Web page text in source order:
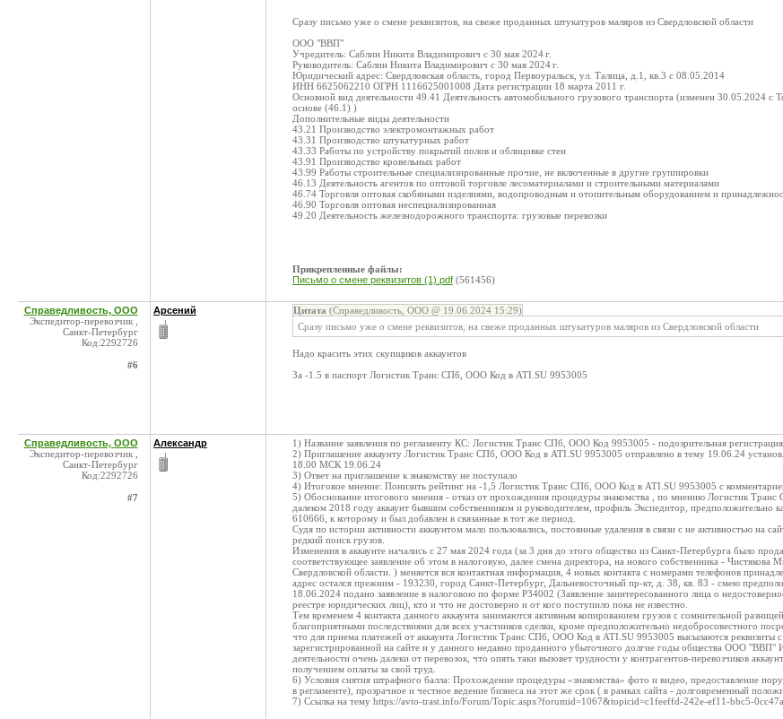
Сразу письмо уже о смене реквизитов, на свеже проданных штукатуров маляров из Свердловской области
ООО "ВВП"
Учредитель: Саблин Никита Владимирович с 30 мая 2024 г.
Руководитель: Саблин Никита Владимирович с 30 мая 2024 г.
Юридический адрес: Свердловская область, город Первоуральск, ул. Талица, д.1, кв.3 с 08.05.2014
ИНН 6625062210 ОГРН 1116625001008 Дата регистрации 18 марта 2011 г.
Основной вид деятельности 49.41 Деятельность автомобильного грузового транспорта (изменен 30.05.2024 с
основе (46.1) )
Дополнительные виды деятельности
43.21 Производство электромонтажных работ
43.31 Производство штукатурных работ
43.33 Работы по устройству покрытий полов и облицовке стен
43.91 Производство кровельных работ
43.99 Работы строительные специализированные прочие, не включенные в другие группировки
46.13 Деятельность агентов по оптовой торговле лесоматериалами и строительными материалами
46.74 Торговля оптовая скобяными изделиями, водопроводным и отопительным оборудованием и
46.90 Торговля оптовая неспециализированная
49.20 Деятельность железнодорожного транспорта: грузовые перевозки
Прикрепленные файлы:
Письмо о смене реквизитов (1).pdf (561456)
Справедливость, ООО
Экспедитор-перевозчик ,
Санкт-Петербург
Код:2292726
#6
Арсений Цитата (Справедливость, ООО @ 19.06.2024 15:29)
Сразу письмо уже о смене реквизитов, на свеже проданных штукатуров маляров из Свердловской области
Надо красить этих скупщиков аккаунтов
За -1.5 в паспорт Логистик Транс СПб, ООО Код в ATI.SU 9953005
Справедливость, ООО
Экспедитор-перевозчик ,
Санкт-Петербург
Код:2292726
#7
Александр
1) Название заявления по регламенту КС: Логистик Транс СПб, ООО Код 9953005 - подозрительная регистрация
2) Приглашение аккаунту Логистик Транс СПб, ООО Код в ATI.SU 9953005 отправлено в тему 19.06.24
18.00 МСК 19.06.24
3) Ответ на приглашение к знакомству не поступало
4) Итоговое мнение: Понизить рейтинг на -1,5 Логистик Транс СПб, ООО Код в ATI.SU 9953005 с
5) Обоснование итогового мнения - отказ от прохождения процедуры знакомства , по мнению Логистик
далеком 2018 году аккаунт бывшим собственником и руководителем, профиль Экспедитор,
610666, к которому и был добавлен в связанные в тот же период.
Судя по истории активности аккаунтом мало пользовались, постоянные удаления в связи с не активностью на
редкий поиск грузов.
Изменения в аккаунте начались с 27 мая 2024 года (за 3 дня до этого общество из Санкт-Петербурга было
соответствующее заявление об этом в налоговую, далее смена директора, на нового собственника -
Свердловской области. ) меняется вся контактная информация, 4 новых контакта с номерами телефонов
адрес остался прежним - 193230, город Санкт-Петербург, Дальневосточный пр-кт, д. 38, кв. 83 - смею
18.06.2024 подано заявление в налоговою по форме Р34002 (Заявление заинтересованного лица о
реестре юридических лиц), кто и что не достоверно и от кого поступило пока не известно.
Тем временем 4 контакта данного аккаунта занимаются активным копированием грузов с сомнительной
благоприятными последствиями для всех участников сделки, кроме предположительно недобросовестного
что для приема платежей от аккаунта Логистик Транс СПб, ООО Код в ATI.SU 9953005 высылаются реквизиты
зарегистрированной на сайте и у данного недавно проданного убыточного долгие годы общества ООО
деятельности очень далеки от перевозок, что опять таки вызовет трудности у контрагентов-перевозчиков
получением оплаты за свой труд.
6) Условия снятия штрафного балла: Прохождение процедуры «знакомства» фото и видео, предоставление
в регламенте), прозрачное и честное ведение бизнеса на этот же срок ( в рамках сайта - долговременный
7) Ссылка на тему https://avto-trast.info/Forum/Topic.aspx?forumid=1067&topicid=c1feeffd-242e-ef11-bbc5-